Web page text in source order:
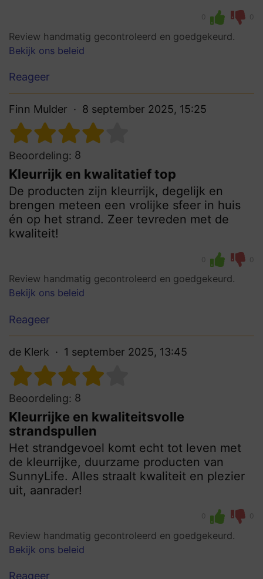
0 0
Review handmatig gecontroleerd en goedgekeurd.
Bekijk ons beleid
Reageer
Finn Mulder 8 september 2025, 15:25
Beoordeling: 8
Kleurrijk en kwalitatief top
De producten zijn kleurrijk, degelijk en
brengen meteen een vrolijke sfeer in huis
én op het strand. Zeer tevreden met de
kwaliteit!
0 0
Review handmatig gecontroleerd en goedgekeurd.
Bekijk ons beleid
Reageer
de Klerk 1 september 2025, 13:45
Beoordeling: 8
Kleurrijke en kwaliteitsvolle
strandspullen
Het strandgevoel komt echt tot leven met
de kleurrijke, duurzame producten van
SunnyLife. Alles straalt kwaliteit en plezier
uit, aanrader!
0 0
Review handmatig gecontroleerd en goedgekeurd.
Bekijk ons beleid
Reageer